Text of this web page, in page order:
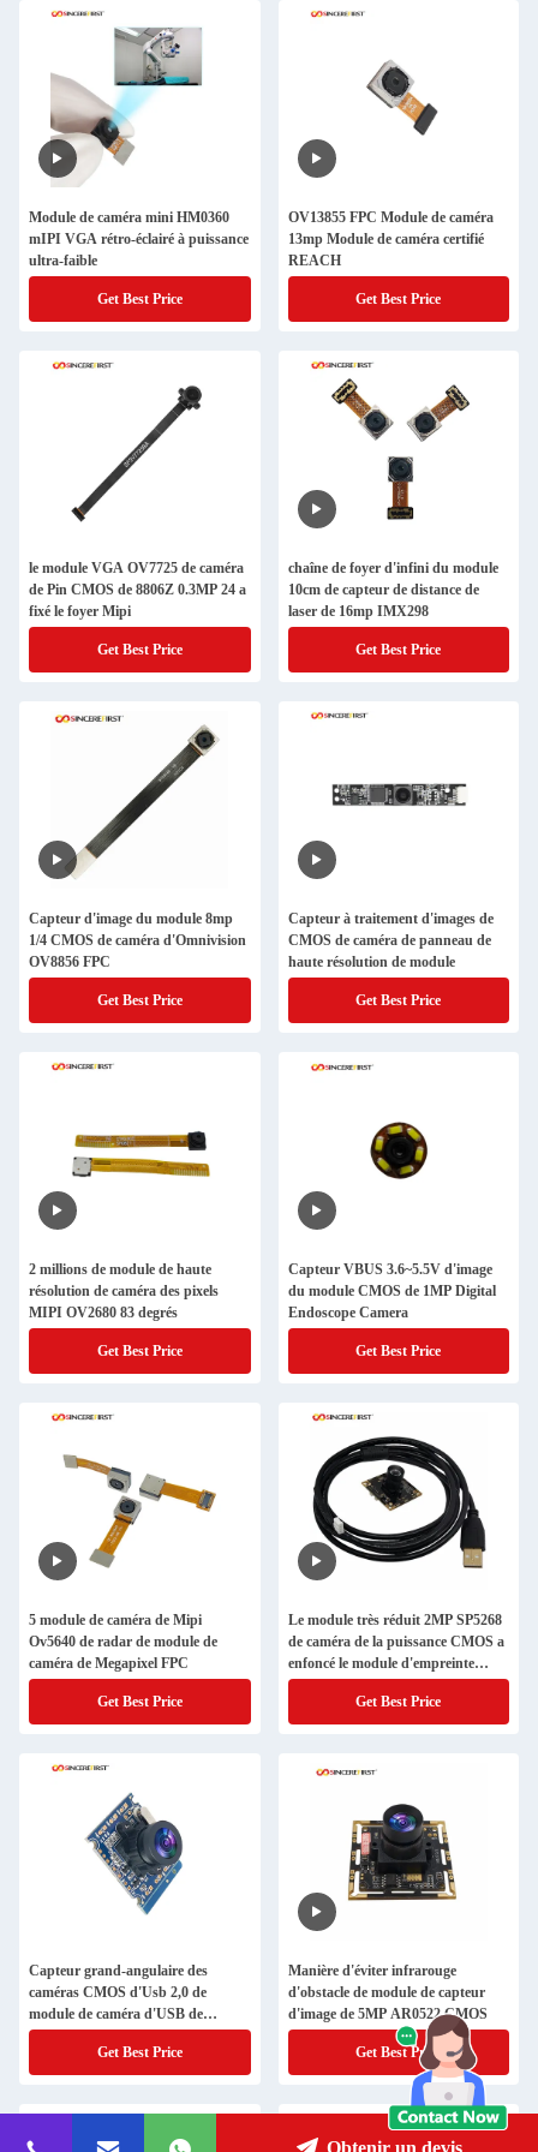
Module de caméra mini HM0360
mIPI VGA rétro-éclairé à puissance
ultra-faible
Get Best Price
OV13855 FPC Module de caméra
13mp Module de caméra certifié
REACH
Get Best Price
le module VGA OV7725 de caméra
de Pin CMOS de 8806Z 0.3MP 24 a
fixé le foyer Mipi
Get Best Price
chaîne de foyer d'infini du module
10cm de capteur de distance de
laser de 16mp IMX298
Get Best Price
Capteur d'image du module 8mp
1/4 CMOS de caméra d'Omnivision
OV8856 FPC
Get Best Price
Capteur à traitement d'images de
CMOS de caméra de panneau de
haute résolution de module
Get Best Price
2 millions de module de haute
résolution de caméra des pixels
MIPI OV2680 83 degrés
Get Best Price
Capteur VBUS 3.6~5.5V d'image
du module CMOS de 1MP Digital
Endoscope Camera
Get Best Price
5 module de caméra de Mipi
Ov5640 de radar de module de
caméra de Megapixel FPC
Get Best Price
Le module très réduit 2MP SP5268
de caméra de la puissance CMOS a
enfoncé le module d'empreinte
digitale
Get Best Price
Capteur grand-angulaire des
caméras CMOS d'Usb 2,0 de
module de caméra d'USB de
reconnaissance des visages
Get Best Price
Manière d'éviter infrarouge
d'obstacle de module de capteur
d'image de 5MP AR0522 CMOS
Get Best Price